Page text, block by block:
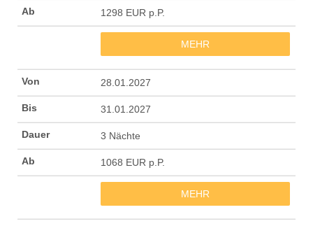
1298 EUR p.P.
MEHR
28.01.2027
31.01.2027
3 Nächte
1068 EUR p.P.
MEHR